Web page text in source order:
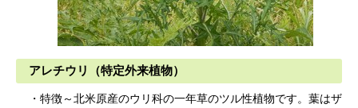
アレチウリ（特定外来植物）
・特徴～北米原産のウリ科の一年草のツル性植物です。葉はザ